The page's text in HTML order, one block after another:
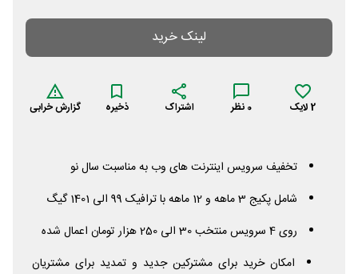
لینک خرید
2لایک 0 نظر اشتراک ذخیره گزارش خرابی
تخفیف سرویس اینترنت های وب به مناسبت سال نو
شامل پکیج 3 ماهه و 12 ماهه با ترافیک 99 الی 1401 گیگ
روی 4 سرویس منتخب 30 الی 250 هزار تومان اعمال شده
امکان خرید برای مشترکین جدید و تمدید برای مشتریان